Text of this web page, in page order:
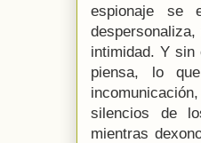
espionaje se
intimidad. Y sin
piensa, lo
silencios de
mientras